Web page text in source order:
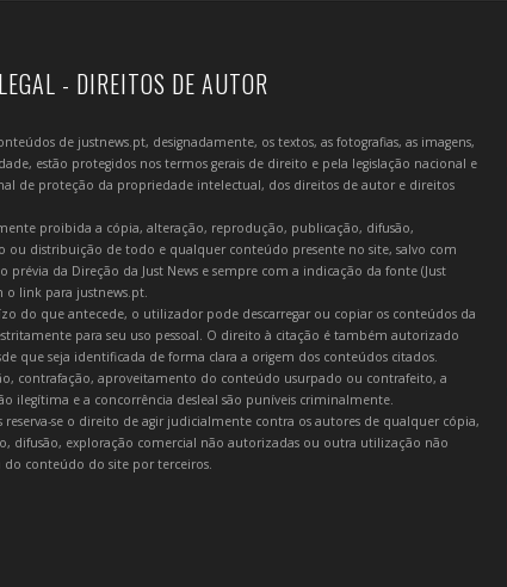
- DIREITOS DE AUTOR
de justnews.pt, designadamente, os textos, as fotografias, as imagens,
estão protegidos nos termos gerais de direito e pela legislação nacional e
de proteção da propriedade intelectual, dos direitos de autor e direitos
proibida a cópia, alteração, reprodução, publicação, difusão,
ou distribuição de todo e qualquer conteúdo presente no site, salvo com
prévia da Direção da Just News e sempre com a indicação da fonte (Just
o link para justnews.pt.
do que antecede, o utilizador pode descarregar ou copiar os conteúdos da
para seu uso pessoal. O direito à citação é também autorizado
que seja identificada de forma clara a origem dos conteúdos citados.
contrafação, aproveitamento do conteúdo usurpado ou contrafeito, a
ilegítima e a concorrência desleal são puníveis criminalmente.
reserva-se o direito de agir judicialmente contra os autores de qualquer cópia,
difusão, exploração comercial não autorizadas ou outra utilização não
conteúdo do site por terceiros.